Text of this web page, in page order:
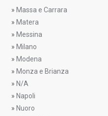
» Massa e Carrara
» Matera
» Messina
» Milano
» Modena
» Monza e Brianza
» N/A
» Napoli
» Nuoro